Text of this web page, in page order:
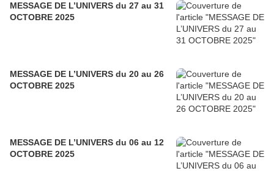
MESSAGE DE L’UNIVERS du 27 au 31
OCTOBRE 2025
MESSAGE DE L’UNIVERS du 20 au 26
OCTOBRE 2025
MESSAGE DE L’UNIVERS du 06 au 12
OCTOBRE 2025